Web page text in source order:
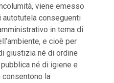
viene emesso
conseguenti
in tema di
e cioè per
giustizia né di ordine
né di igiene e
consentono la